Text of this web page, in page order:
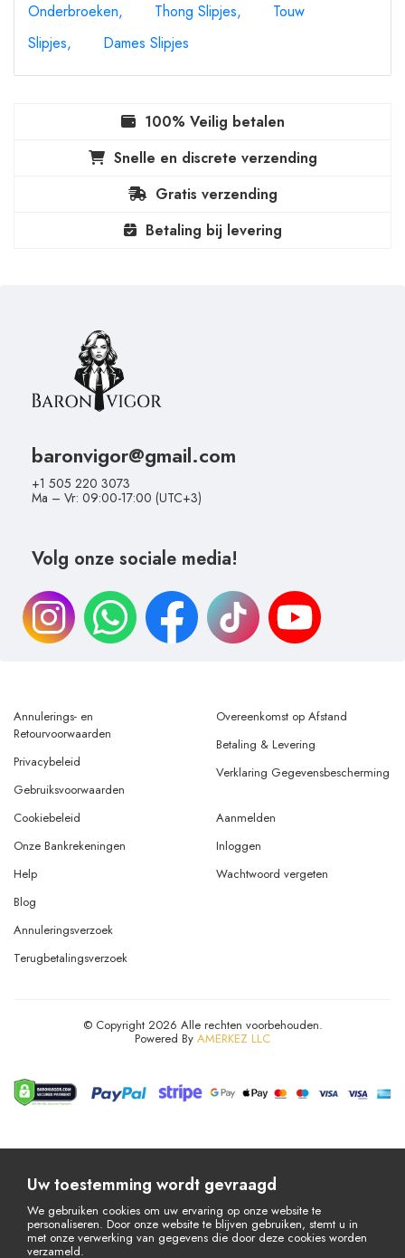
Onderbroeken
Thong Slipjes
Touw
Slipjes
Dames Slipjes
100% Veilig betalen
Snelle en discrete verzending
Gratis verzending
Betaling bij levering
baronvigor@gmail.com
+1 505 220 3073
Ma – Vr: 09:00-17:00 (UTC+3)
Volg onze sociale media!
Annulerings- en
Retourvoorwaarden
Privacybeleid
Gebruiksvoorwaarden
Overeenkomst op Afstand
Betaling & Levering
Verklaring Gegevensbescherming
Cookiebeleid
Onze Bankrekeningen
Help
Aanmelden
Inloggen
Wachtwoord vergeten
Blog
Annuleringsverzoek
Terugbetalingsverzoek
© Copyright 2026 Alle rechten voorbehouden.
Powered By AMERKEZ LLC
Uw toestemming wordt gevraagd
We gebruiken cookies om uw ervaring op onze website te
personaliseren. Door onze website te blijven gebruiken, stemt u in
met onze verwerking van gegevens die door deze cookies worden
verzameld.